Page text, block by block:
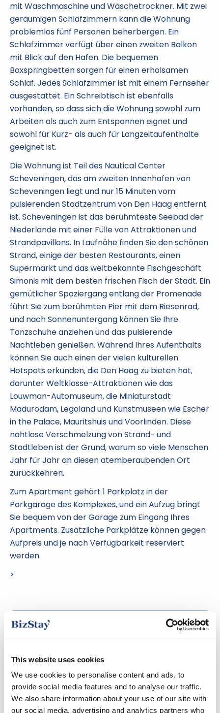
This website uses cookies
We use cookies to personalise content and ads, to
provide social media features and to analyse our traffic.
We also share information about your use of our site with
our social media, advertising and analytics partners who
mit Waschmaschine und Wäschetrockner. Mit zwei
geräumigen Schlafzimmern kann die Wohnung
problemlos fünf Personen beherbergen. Ein
Schlafzimmer verfügt über einen zweiten Balkon
mit Blick auf den Hafen. Die bequemen
Boxspringbetten sorgen für einen erholsamen
Schlaf. Jedes Schlafzimmer ist mit einem Fernseher
ausgestattet. Ein Schreibtisch ist ebenfalls
vorhanden, so dass sich die Wohnung sowohl zum
Arbeiten als auch zum Entspannen eignet und
sowohl für Kurz- als auch für Langzeitaufenthalte
geeignet ist.
Die Wohnung ist Teil des Nautical Center
Scheveningen, das am zweiten Innenhafen von
Scheveningen liegt und nur 15 Minuten vom
pulsierenden Stadtzentrum von Den Haag entfernt
ist. Scheveningen ist das berühmteste Seebad der
Niederlande mit einer Fülle von Attraktionen und
Strandpavillons. In Laufnähe finden Sie den schönen
Strand, einige der besten Restaurants, einen
Supermarkt und das weltbekannte Fischgeschäft
Simonis mit dem besten frischen Fisch der Stadt. Ein
gemütlicher Spaziergang entlang der Promenade
führt Sie zum berühmten Pier mit dem Riesenrad,
und nach Sonnenuntergang können Sie Ihre
Tanzschuhe anziehen und das pulsierende
Nachtleben genießen. Während Ihres Aufenthalts
können Sie auch einen der vielen kulturellen
Hotspots erkunden, die Den Haag zu bieten hat,
darunter Weltklasse-Attraktionen wie das
Louwman-Automuseum, die Miniaturstadt
Madurodam, Legoland und Kunstmuseen wie Escher
in the Palace, Mauritshuis und Voorlinden. Diese
nahtlose Verschmelzung von Strand- und
Stadtleben ist der Grund, warum so viele Menschen
Jahr für Jahr an diesen atemberaubenden Ort
zurückkehren.
Zum Apartment gehört 1 Parkplatz in der
Parkgarage des Komplexes, und ein Aufzug bringt
Sie bequem von der Garage zum Eingang Ihres
Apartments. Zusätzliche Parkplätze können gegen
Aufpreis und je nach Verfügbarkeit reserviert
werden.
>
Ausstattung der Wohnung
Klimatisierung
Balkon / Terrasse
Badezimmer mit Dusche